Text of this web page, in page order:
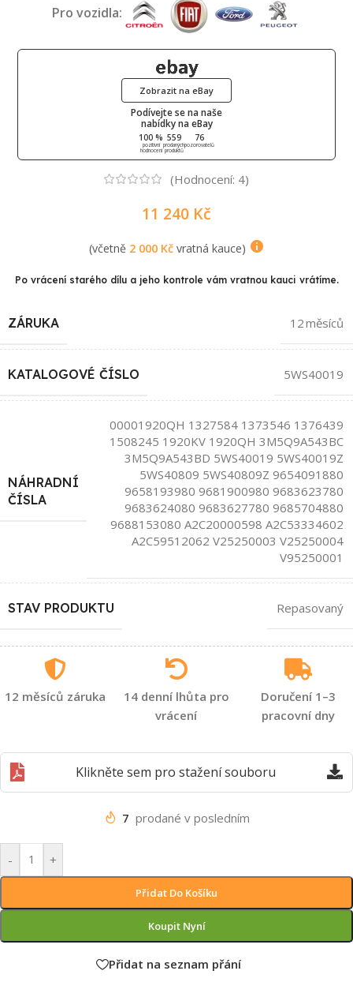
Pro vozidla:
Podívejte se na naše
nabídky na eBay
100 %
pozitivní
hodnocení
559
prodaných
produktů
76
pozorovatelů
Zobrazit na eBay
(Hodnocení: 4)
11 240 Kč
(včetně 2 000 Kčvratná kauce)
Po vrácení starého dílu a jeho kontrole vám vratnou kauci vrátíme.
ZÁRUKA 12 měsíců
KATALOGOVÉ ČÍSLO 5WS40019
NÁHRADNÍ
ČÍSLA
00001920QH 1327584 1373546 1376439
1508245 1920KV 1920QH 3M5Q9A543BC
3M5Q9A543BD 5WS40019 5WS40019Z
5WS40809 5WS40809Z 9654091880
9658193980 9681900980 9683623780
9683624080 9683627780 9685704880
9688153080 A2C20000598 A2C53334602
A2C59512062 V25250003 V25250004
V95250001
STAV PRODUKTU Repasovaný
12 měsíců záruka
14 denní lhůta pro
vrácení
Doručení 1–3
pracovní dny
Klikněte sem pro stažení souboru
7 prodané v posledním
- +
Přidat Do Košíku
Koupit Nyní
Přidat na seznam přání